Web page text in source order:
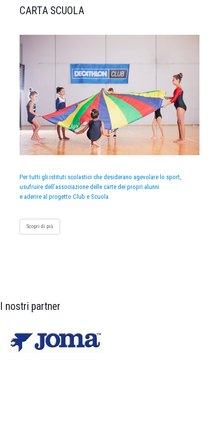
CARTA SCUOLA
Per tutti gli istituti scolastici che desiderano agevolare lo sport,
usufruire dell’associazione delle carte dei propri alunni
e aderire al progetto Club e Scuola
Scopri di più
I nostri partner